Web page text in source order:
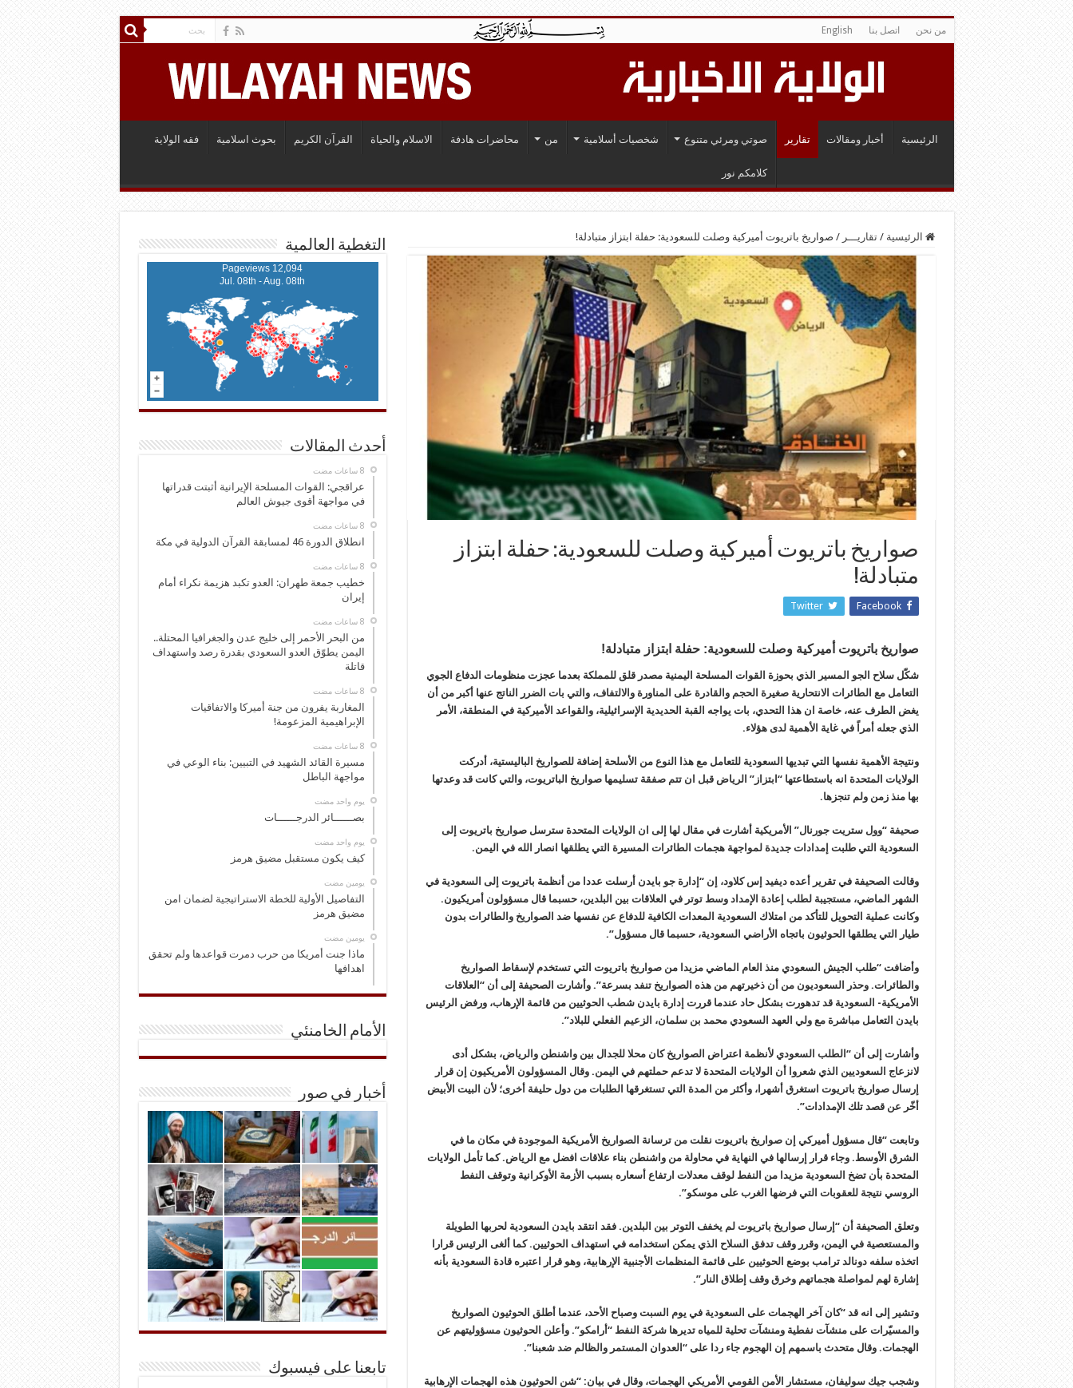
من نحن اتصل بنا English
الرئيسية أخبار ومقالات تقارير صوتي ومرئي متنوع شخصيات أسلامية من محاضرات هادفة الاسلام والحياة القرآن الكريم بحوث اسلامية فقه الولاية
كلامكم نور
الرئيسية / تقاريـــر / صواريخ باتريوت أميركية وصلت للسعودية: حفلة ابتزاز متبادلة!
صواريخ باتريوت أميركية وصلت للسعودية: حفلة ابتزاز
متبادلة!
Facebook
Twitter
صواريخ باتريوت أميركية وصلت للسعودية: حفلة ابتزاز متبادلة!
شكّل سلاح الجو المسير الذي بحوزة القوات المسلحة اليمنية مصدر قلق للمملكة بعدما عجزت منظومات الدفاع الجوي
التعامل مع الطائرات الانتحارية صغيرة الحجم والقادرة على المناورة والالتفاف، والتي بات الضرر الناتج عنها أكبر من أن
يغض الطرف عنه، خاصة ان هذا التحدي، بات يواجه القبة الحديدية الإسرائيلية، والقواعد الأميركية في المنطقة، الأمر
الذي جعله أمراً في غاية الأهمية لدى هؤلاء.
ونتيجة الأهمية نفسها التي تبديها السعودية للتعامل مع هذا النوع من الأسلحة إضافة للصواريخ الباليستية، أدركت
الولايات المتحدة انه باستطاعتها “ابتزاز” الرياض قبل ان تتم صفقة تسليمها صواريخ الباتريوت، والتي كانت قد وعدتها
بها منذ زمن ولم تنجزها.
صحيفة “وول ستريت جورنال” الأمريكية أشارت في مقال لها إلى ان الولايات المتحدة سترسل صواريخ باتريوت إلى
السعودية التي طلبت إمدادات جديدة لمواجهة هجمات الطائرات المسيرة التي يطلقها انصار الله في اليمن.
وقالت الصحيفة في تقرير أعده ديفيد إس كلاود، إن “إدارة جو بايدن أرسلت عددا من أنظمة باتريوت إلى السعودية في
الشهر الماضي، مستجيبة لطلب إعادة الإمداد وسط توتر في العلاقات بين البلدين، حسبما قال مسؤولون أمريكيون.
وكانت عملية التحويل للتأكد من امتلاك السعودية المعدات الكافية للدفاع عن نفسها ضد الصواريخ والطائرات بدون
طيار التي يطلقها الحوثيون باتجاه الأراضي السعودية، حسبما قال مسؤول”.
وأضافت “طلب الجيش السعودي منذ العام الماضي مزيدا من صواريخ باتريوت التي تستخدم لإسقاط الصواريخ
والطائرات. وحذر السعوديون من أن ذخيرتهم من هذه الصواريخ تنفد بسرعة”. وأشارت الصحيفة إلى أن “العلاقات
الأمريكية- السعودية قد تدهورت بشكل حاد عندما قررت إدارة بايدن شطب الحوثيين من قائمة الإرهاب، ورفض الرئيس
بايدن التعامل مباشرة مع ولي العهد السعودي محمد بن سلمان، الزعيم الفعلي للبلاد”.
وأشارت إلى أن “الطلب السعودي لأنظمة اعتراض الصواريخ كان محلا للجدال بين واشنطن والرياض، بشكل أدى
لانزعاج السعوديين الذي شعروا أن الولايات المتحدة لا تدعم حملتهم في اليمن. وقال المسؤولون الأمريكيون إن قرار
إرسال صواريخ باتريوت استغرق أشهرا، وأكثر من المدة التي تستغرقها الطلبات من دول حليفة أخرى؛ لأن البيت الأبيض
أخّر عن قصد تلك الإمدادات”.
وتابعت “قال مسؤول أميركي إن صواريخ باتريوت نقلت من ترسانة الصواريخ الأمريكية الموجودة في مكان ما في
الشرق الأوسط. وجاء قرار إرسالها في النهاية في محاولة من واشنطن بناء علاقات افضل مع الرياض. كما تأمل الولايات
المتحدة بأن تضخ السعودية مزيدا من النفط لوقف معدلات ارتفاع أسعاره بسبب الأزمة الأوكرانية وتوقف النفط
الروسي نتيجة للعقوبات التي فرضها الغرب على موسكو”.
وتعلق الصحيفة أن “إرسال صواريخ باتريوت لم يخفف التوتر بين البلدين. فقد انتقد بايدن السعودية لحربها الطويلة
والمستعصية في اليمن، وقرر وقف تدفق السلاح الذي يمكن استخدامه في استهداف الحوثيين. كما ألغى الرئيس قرارا
اتخذه سلفه دونالد ترامب بوضع الحوثيين على قائمة المنظمات الأجنبية الإرهابية، وهو قرار اعتبره قادة السعودية بأنه
إشارة لهم لمواصلة هجماتهم وخرق وقف إطلاق النار”.
وتشير إلى انه قد “كان آخر الهجمات على السعودية في يوم السبت وصباح الأحد، عندما أطلق الحوثيون الصواريخ
والمسيّرات على منشآت نفطية ومنشآت تحلية للمياه تديرها شركة النفط “أرامكو”. وأعلن الحوثيون مسؤوليتهم عن
الهجمات. وقال متحدث باسمهم إن الهجوم جاء ردا على “العدوان المستمر والظالم ضد شعبنا”.
وشجب جيك سوليفان، مستشار الأمن القومي الأمريكي الهجمات، وقال في بيان: “شن الحوثيون هذه الهجمات الإرهابية
التغطية العالمية
12,094 Pageviews
Jul. 08th - Aug. 08th
أحدث المقالات
عراقجي: القوات المسلحة الإيرانية أثبتت قدراتها
في مواجهة أقوى جيوش العالم
انطلاق الدورة 46 لمسابقة القرآن الدولية في مكة
خطيب جمعة طهران: العدو تكبد هزيمة نكراء أمام
إيران
من البحر الأحمر إلى خليج عدن والجغرافيا المحتلة..
اليمن يطوّق العدو السعودي بقدرة رصد واستهداف
قاتلة
المغاربة يفرون من جنة أميركا والاتفاقيات
الإبراهيمية المزعومة!
مسيرة القائد الشهيد في التبيين: بناء الوعي في
مواجهة الباطل
‏يوم واحد مضت
بصــــــائر الدرجــــــات
‏يوم واحد مضت
كيف يكون مستقبل مضيق هرمز
‏يومين مضت
التفاصيل الأولية للخطة الاستراتيجية لضمان امن
مضيق هرمز
‏يومين مضت
ماذا جنت أمريكا من حرب دمرت قواعدها ولم تحقق
اهدافها
الأمام الخامنئي
أخبار في صور
تابعنا على فيسبوك